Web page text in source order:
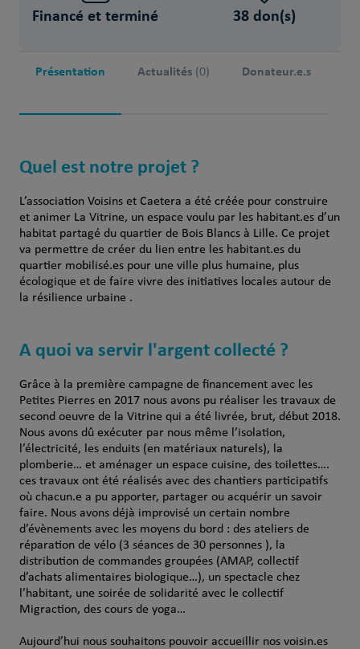
Financé et terminé 38 don(s)
Présentation Actualités (0) Donateur.e.s
Quel est notre projet ?
L’association Voisins et Caetera a été créée pour construire
et animer La Vitrine, un espace voulu par les habitant.es d’un
habitat partagé du quartier de Bois Blancs à Lille. Ce projet
va permettre de créer du lien entre les habitant.es du
quartier mobilisé.es pour une ville plus humaine, plus
écologique et de faire vivre des initiatives locales autour de
la résilience urbaine .
A quoi va servir l'argent collecté ?
Grâce à la première campagne de financement avec les
Petites Pierres en 2017 nous avons pu réaliser les travaux de
second oeuvre de la Vitrine qui a été livrée, brut, début 2018.
Nous avons dû exécuter par nous même l’isolation,
l’électricité, les enduits (en matériaux naturels), la
plomberie… et aménager un espace cuisine, des toilettes….
ces travaux ont été réalisés avec des chantiers participatifs
où chacun.e a pu apporter, partager ou acquérir un savoir
faire. Nous avons déjà improvisé un certain nombre
d’évènements avec les moyens du bord : des ateliers de
réparation de vélo (3 séances de 30 personnes ), la
distribution de commandes groupées (AMAP, collectif
d’achats alimentaires biologique…), un spectacle chez
l’habitant, une soirée de solidarité avec le collectif
Migraction, des cours de yoga…
Aujourd’hui nous souhaitons pouvoir accueillir nos voisin.es